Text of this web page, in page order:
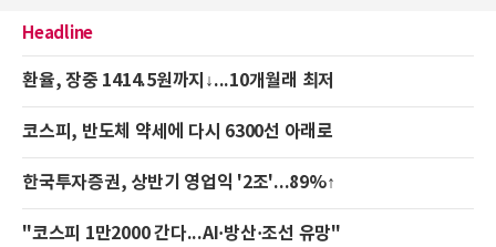
Headline
환율, 장중 1414.5원까지↓...10개월래 최저
코스피, 반도체 약세에 다시 6300선 아래로
한국투자증권, 상반기 영업익 '2조'...89%↑
"코스피 1만2000 간다...AI·방산·조선 유망"